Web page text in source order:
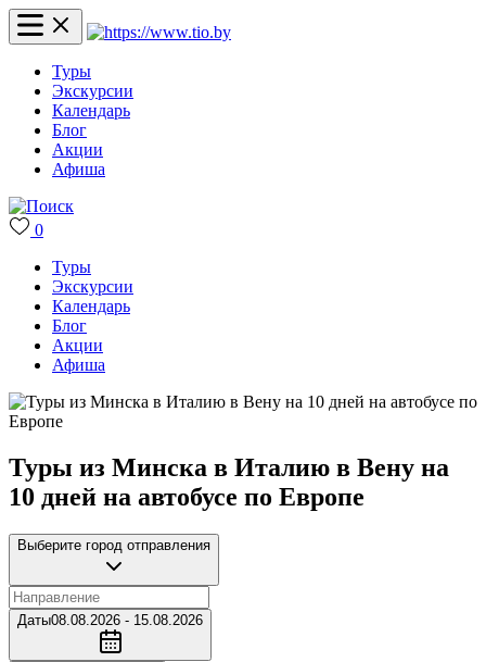
Туры
Экскурсии
Календарь
Блог
Акции
Афиша
0
Туры
Экскурсии
Календарь
Блог
Акции
Афиша
Туры из Минска в Италию в Вену на
10 дней на автобусе по Европе
Выберите город отправления
Даты08.08.2026 - 15.08.2026